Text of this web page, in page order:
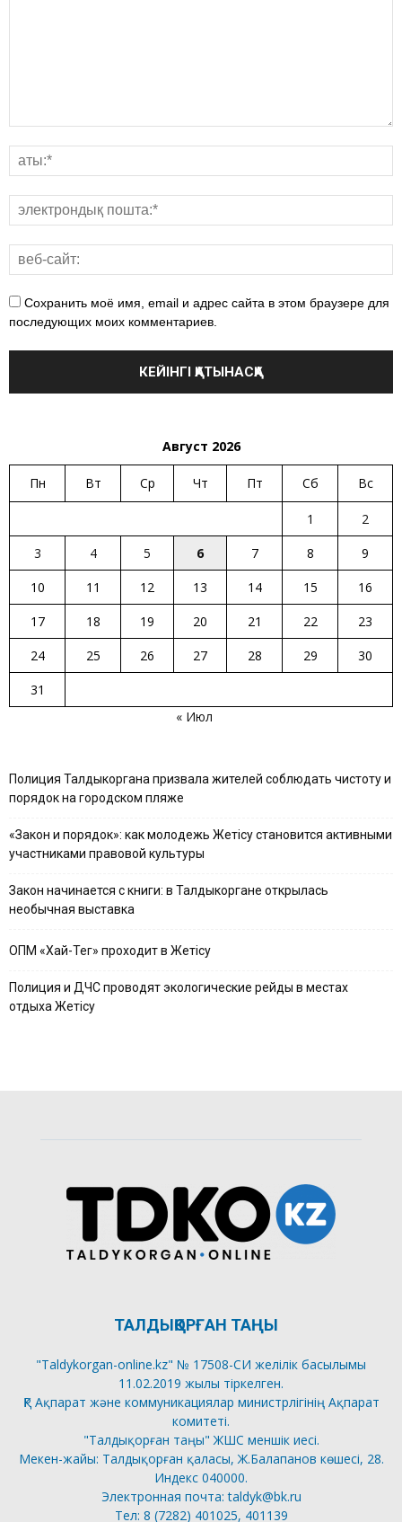
Сохранить моё имя, email и адрес сайта в этом браузере для
последующих моих комментариев.
Август 2026
Пн Вт Ср Чт Пт Сб Вс
1
2
3
4 5 6 7 8
9
10
11 12 13 14 15
16
17
18 19 20 21 22
23
24
25 26 27 28 29
30
31
« Июл
Полиция Талдыкоргана призвала жителей соблюдать чистоту и
порядок на городском пляже
«Закон и порядок»: как молодежь Жетісу становится активными
участниками правовой культуры
Закон начинается с книги: в Талдыкоргане открылась
необычная выставка
ОПМ «Хай-Тег» проходит в Жетісу
Полиция и ДЧС проводят экологические рейды в местах
отдыха Жетісу
ТАЛДЫҚОРҒАН ТАҢЫ
"Taldykorgan-online.kz" № 17508-СИ желілік басылымы
11.02.2019 жылы тіркелген.
ҚР Ақпарат және коммуникациялар министрлігінің Ақпарат
комитеті.
"Талдықорған таңы" ЖШС меншік иесі.
Мекен-жайы: Талдықорған қаласы, Ж.Балапанов көшесі, 28.
Индекс 040000.
Электронная почта: taldyk@bk.ru
Тел: 8 (7282) 401025, 401139